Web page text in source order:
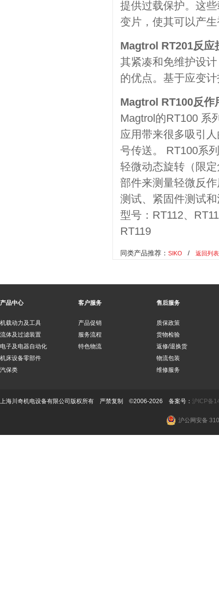
提供过载保护。这
变片，使其可以产
Magtrol RT201反应
其紧凑和免维护设
的优点。基于应变
Magtrol RT100反作
Magtrol的RT100 系
应用带来很多吸引
号传送。 RT100系
轻微动态旋转（限
部件来测量轻微反
测试、紧固件测试
型号：RT112、
RT119
同类产品推荐： SIKO / 返回列表
产品中心
机载动力及工具
流体及过滤装置
电子及电器自动化
机床设备零部件
汽保类
客户服务
产品促销
服务流程
特色物流
售后服务
质保政策
货物检验
返修/退换货
物流包装
维修服务
上海川奇机电设备有限公司版权所有 严禁复制 ©2006-2026 备案号： 沪ICP备
沪公网安备